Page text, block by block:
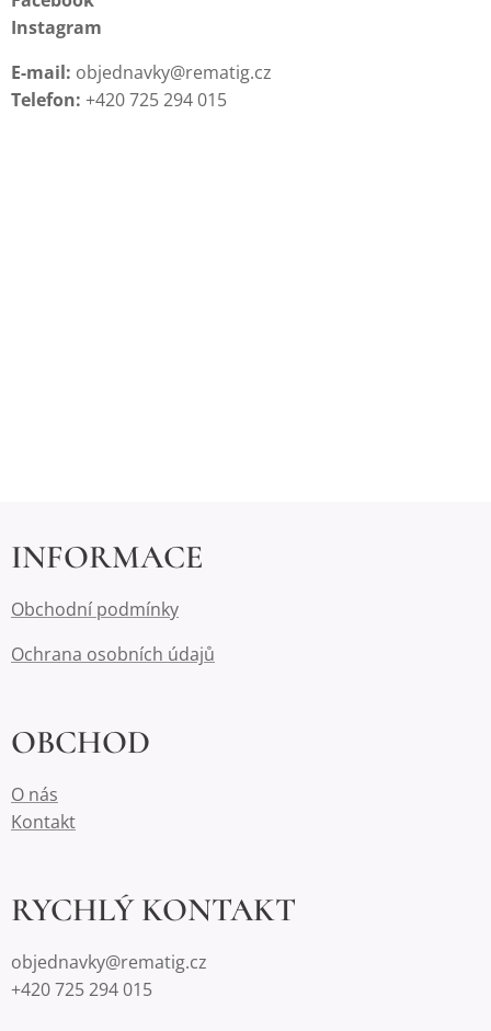
Instagram
E-mail: objednavky@rematig.cz
Telefon: +420 725 294 015
INFORMACE
Obchodní podmínky
Ochrana osobních údajů
OBCHOD
O nás
Kontakt
RYCHLÝ KONTAKT
objednavky@rematig.cz
+420 725 294 015